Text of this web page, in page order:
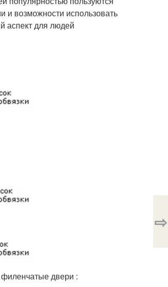
и возможности использовать
аспект для людей
двери :
⇨